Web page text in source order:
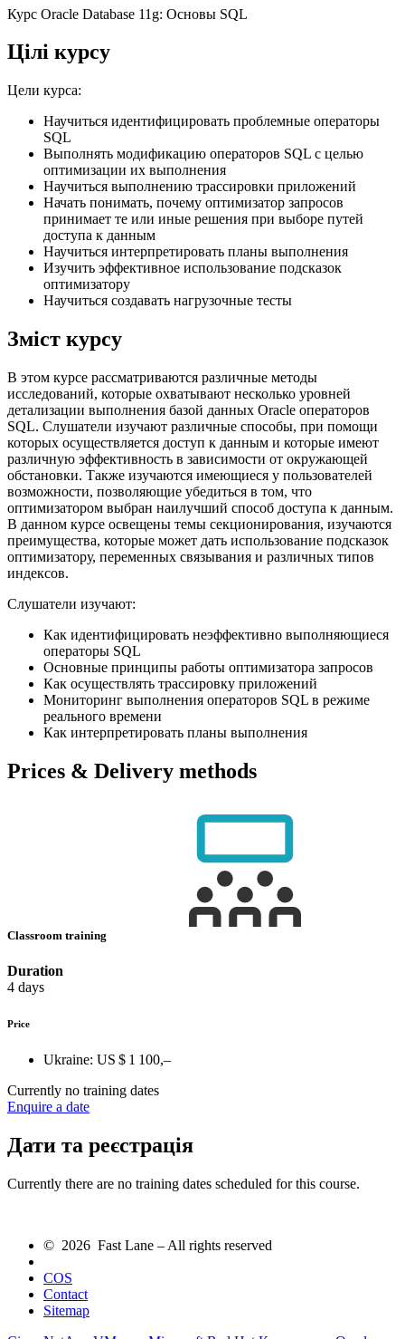
Курс Oracle Database 11g: Основы SQL
Цілі курсу
Цели курса:
Научиться идентифицировать проблемные операторы
SQL
Выполнять модификацию операторов SQL с целью
оптимизации их выполнения
Научиться выполнению трассировки приложений
Начать понимать, почему оптимизатор запросов
принимает те или иные решения при выборе путей
доступа к данным
Научиться интерпретировать планы выполнения
Изучить эффективное использование подсказок
оптимизатору
Научиться создавать нагрузочные тесты
Зміст курсу
В этом курсе рассматриваются различные методы
исследований, которые охватывают несколько уровней
детализации выполнения базой данных Oracle операторов
SQL. Слушатели изучают различные способы, при помощи
которых осуществляется доступ к данным и которые имеют
различную эффективность в зависимости от окружающей
обстановки. Также изучаются имеющиеся у пользователей
возможности, позволяющие убедиться в том, что
оптимизатором выбран наилучший способ доступа к данным.
В данном курсе освещены темы секционирования, изучаются
преимущества, которые может дать использование подсказок
оптимизатору, переменных связывания и различных типов
индексов.
Слушатели изучают:
Как идентифицировать неэффективно выполняющиеся
операторы SQL
Основные принципы работы оптимизатора запросов
Как осуществлять трассировку приложений
Мониторинг выполнения операторов SQL в режиме
реального времени
Как интерпретировать планы выполнения
Prices & Delivery methods
Classroom training
Duration
4 days
Price
Ukraine: US $ 1 100,–
Currently no training dates
Enquire a date
Дати та реєстрація
Currently there are no training dates scheduled for this course.
© 2026 Fast Lane – All rights reserved
COS
Contact
Sitemap